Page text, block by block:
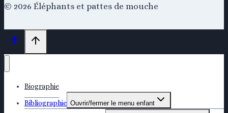
© 2026 Éléphants et pattes de mouche
Biographie
Bibliographie Ouvrir/fermer le menu enfant